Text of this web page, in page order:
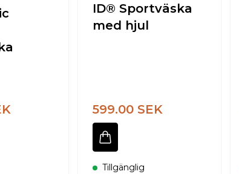
ID® Sportväska
med hjul
599.00 SEK
Tillgänglig